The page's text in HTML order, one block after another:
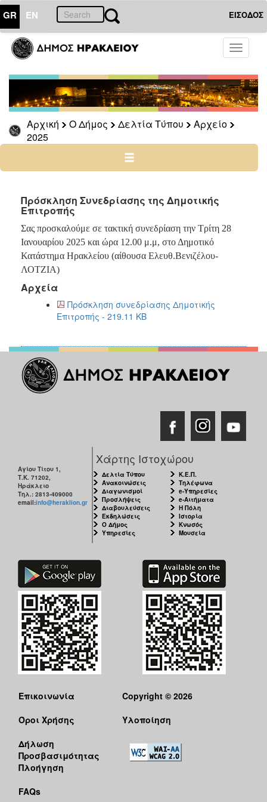
GR EN ΕΙΣΟΔΟΣ
Toggle
Αρχική Ο Δήμος Δελτία Τύπου
Αρχείο
2025
ΔΗΜΟΣ
Δελτία
Τύπου
Αρχείο
2026
2025
2022
2021
2020
2019
2018
2017
2016
2015
2012
2011
2010
ΤΟΠΟΣ
ΜΑΣ
Πρόσκληση Συνεδρίασης της Δημοτικής
Επιτροπής
Σας προσκαλούμε σε τακτική συνεδρίαση την Τρίτη 28
Ιανουαρίου 2025 και ώρα 12.00 μ.μ, στο Δημοτικό
Κατάστημα Ηρακλείου (αίθουσα Ελευθ.Βενιζέλου-
ΛΟΤΖΙΑ)
Αρχεία
Πρόσκληση συνεδρίασης Δημοτικής
Επιτροπής - 219.11 KB
Αγίου Τίτου 1,
Τ.Κ. 71202,
Ηράκλειο
Τηλ.: 2813-409000
email:info@heraklion.gr
Χάρτης Ιστοχώρου
Δελτία Τύπου
Ανακοινώσεις
Διαγωνισμοί
Προσλήψεις
Διαβουλεύσεις
Εκδηλώσεις
Ο Δήμος
Υπηρεσίες
Κ.Ε.Π.
Τηλέφωνα
e-Υπηρεσίες
e-Αιτήματα
Η Πόλη
Ιστορία
Κνωσός
Μουσεία
Επικοινωνία
Όροι Χρήσης
Δήλωση
Προσβασιμότητας
Πλοήγηση
FAQs
Copyright © 2026
Υλοποίηση